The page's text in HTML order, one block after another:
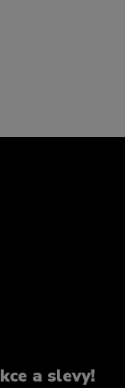
a slevy!